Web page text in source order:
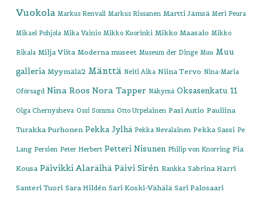
Vuokola Markus Renvall Markus Rissanen Martti Jämsä Meri Peura
Mikael Pohjola Mika Vainio Mikko Kuorinki Mikko Maasalo Mikko
Rikala Milja Viita Moderna museet Museum der Dinge Muu Muu
galleria Myymälä2 Mänttä Neiti Aika Niina Tervo Nina-Maria
Oförsagd Nina Roos Nora Tapper Näkymä Oksasenkatu 11
Olga Chernysheva Ossi Somma Otto Urpelainen Pasi Autio Pauliina
Turakka Purhonen Pekka Jylhä Pekka Nevalainen Pekka Sassi Pe
Lang Persien Peter Herbert Petteri Nisunen Philip von Knorring Pia
Kousa Päivikki Alaräihä Päivi Sirén Rankka Sabrina Harri
Santeri Tuori Sara Hildén Sari Koski-Vähälä Sari Palosaari